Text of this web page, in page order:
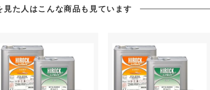
見た人はこんな商品も見ています